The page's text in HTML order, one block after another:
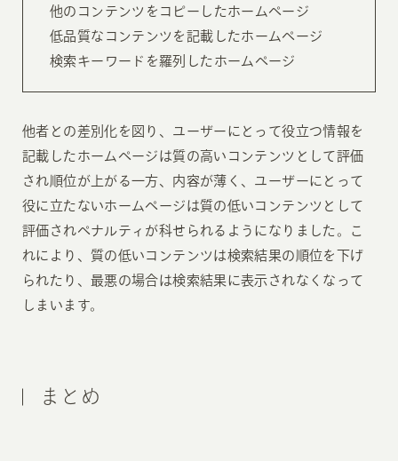
他のコンテンツをコピーしたホームページ
低品質なコンテンツを記載したホームページ
検索キーワードを羅列したホームページ
他者との差別化を図り、ユーザーにとって役立つ情報を
記載したホームページは質の高いコンテンツとして評価
され順位が上がる一方、内容が薄く、ユーザーにとって
役に立たないホームページは質の低いコンテンツとして
評価されペナルティが科せられるようになりました。こ
れにより、質の低いコンテンツは検索結果の順位を下げ
られたり、最悪の場合は検索結果に表示されなくなって
しまいます。
まとめ